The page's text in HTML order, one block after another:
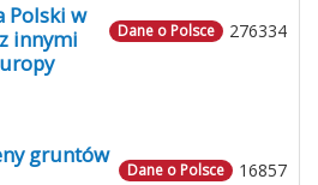
276334
Dane o Polsce
Polski w
innymi
16857
Dane o Polsce
gruntów